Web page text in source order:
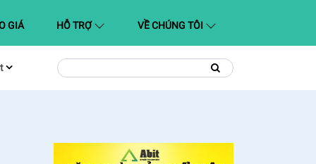
GIÁ HỖ TRỢ VỀ CHÚNG TÔI
Tìm
kiếm:
Tìm
kiếm